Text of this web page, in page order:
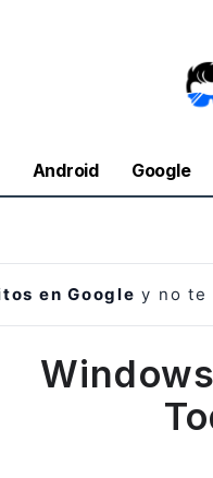
Android Google
en Google y no te